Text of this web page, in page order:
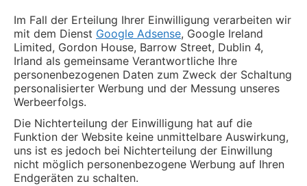
Im Fall der Erteilung Ihrer Einwilligung verarbeiten wir
mit dem Dienst Google Adsense, Google Ireland
Limited, Gordon House, Barrow Street, Dublin 4,
Irland als gemeinsame Verantwortliche Ihre
personenbezogenen Daten zum Zweck der Schaltung
personalisierter Werbung und der Messung unseres
Werbeerfolgs.
Die Nichterteilung der Einwilligung hat auf die
Funktion der Website keine unmittelbare Auswirkung,
uns ist es jedoch bei Nichterteilung der Einwillung
nicht möglich personenbezogene Werbung auf Ihren
Endgeräten zu schalten.